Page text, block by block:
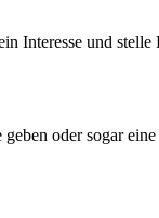
Interesse und stelle
oder sogar